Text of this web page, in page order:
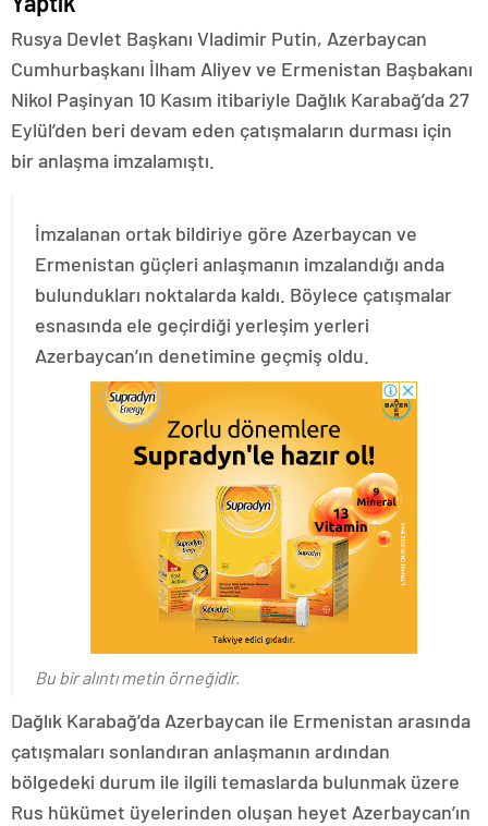
Rusya Devlet Başkanı Vladimir Putin, Azerbaycan
Cumhurbaşkanı İlham Aliyev ve Ermenistan Başbakanı
Nikol Paşinyan 10 Kasım itibariyle Dağlık Karabağ’da 27
Eylül’den beri devam eden çatışmaların durması için
bir anlaşma imzalamıştı.
İmzalanan ortak bildiriye göre Azerbaycan ve
Ermenistan güçleri anlaşmanın imzalandığı anda
bulundukları noktalarda kaldı. Böylece çatışmalar
esnasında ele geçirdiği yerleşim yerleri
Azerbaycan’ın denetimine geçmiş oldu.
Bu bir alıntı metin örneğidir.
Dağlık Karabağ’da Azerbaycan ile Ermenistan arasında
çatışmaları sonlandıran anlaşmanın ardından
bölgedeki durum ile ilgili temaslarda bulunmak üzere
Rus hükümet üyelerinden oluşan heyet Azerbaycan’ın